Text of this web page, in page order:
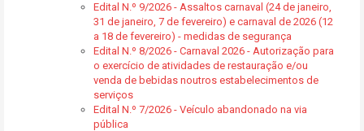
Edital N.º 9/2026 - Assaltos carnaval (24 de janeiro,
31 de janeiro, 7 de fevereiro) e carnaval de 2026 (12
a 18 de fevereiro) - medidas de segurança
Edital N.º 8/2026 - Carnaval 2026 - Autorização para
o exercício de atividades de restauração e/ou
venda de bebidas noutros estabelecimentos de
serviços
Edital N.º 7/2026 - Veículo abandonado na via
pública